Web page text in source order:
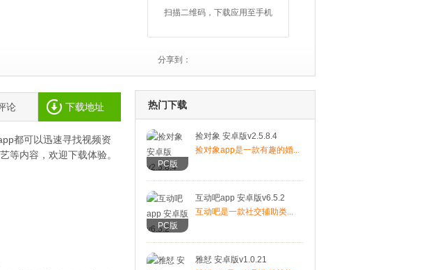
扫描二维码，下载应用至手机
分享到：
论 下载地址
都可以迅速寻找视频资
等内容，欢迎下载体验。
热门下载
PC版
捡对象 安卓版v2.5.8.4
捡对象app是一款有趣的婚...
PC版
互动吧app 安卓版v6.5.2
互动吧是一款社交辅助类...
雅恏 安卓版v1.0.21